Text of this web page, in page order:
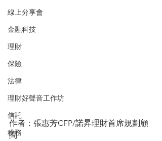
線上分享會
金融科技
理財
保險
法律
理財好聲音工作坊
信託
稅務
作者：張惠芳CFP/諾昇理財首席規劃顧
問